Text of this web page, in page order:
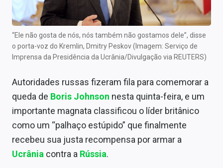
Central de Fundos Imobiliários
Central dos IPOs
Renda Fixa
Mercados
Economia
Empresas
Brasil
“Ele não gosta de nós, nós também não gostamos dele”, disse
o porta-voz do Kremlin, Dmitry Peskov (Imagem: Serviço de
Imprensa da Presidência da Ucrânia/Divulgação via REUTERS)
Autoridades russas fizeram fila para comemorar a
queda de Boris Johnson nesta quinta-feira, e um
importante magnata classificou o líder britânico
como um “palhaço estúpido” que finalmente
recebeu sua justa recompensa por armar a
Ucrânia contra a Rússia.